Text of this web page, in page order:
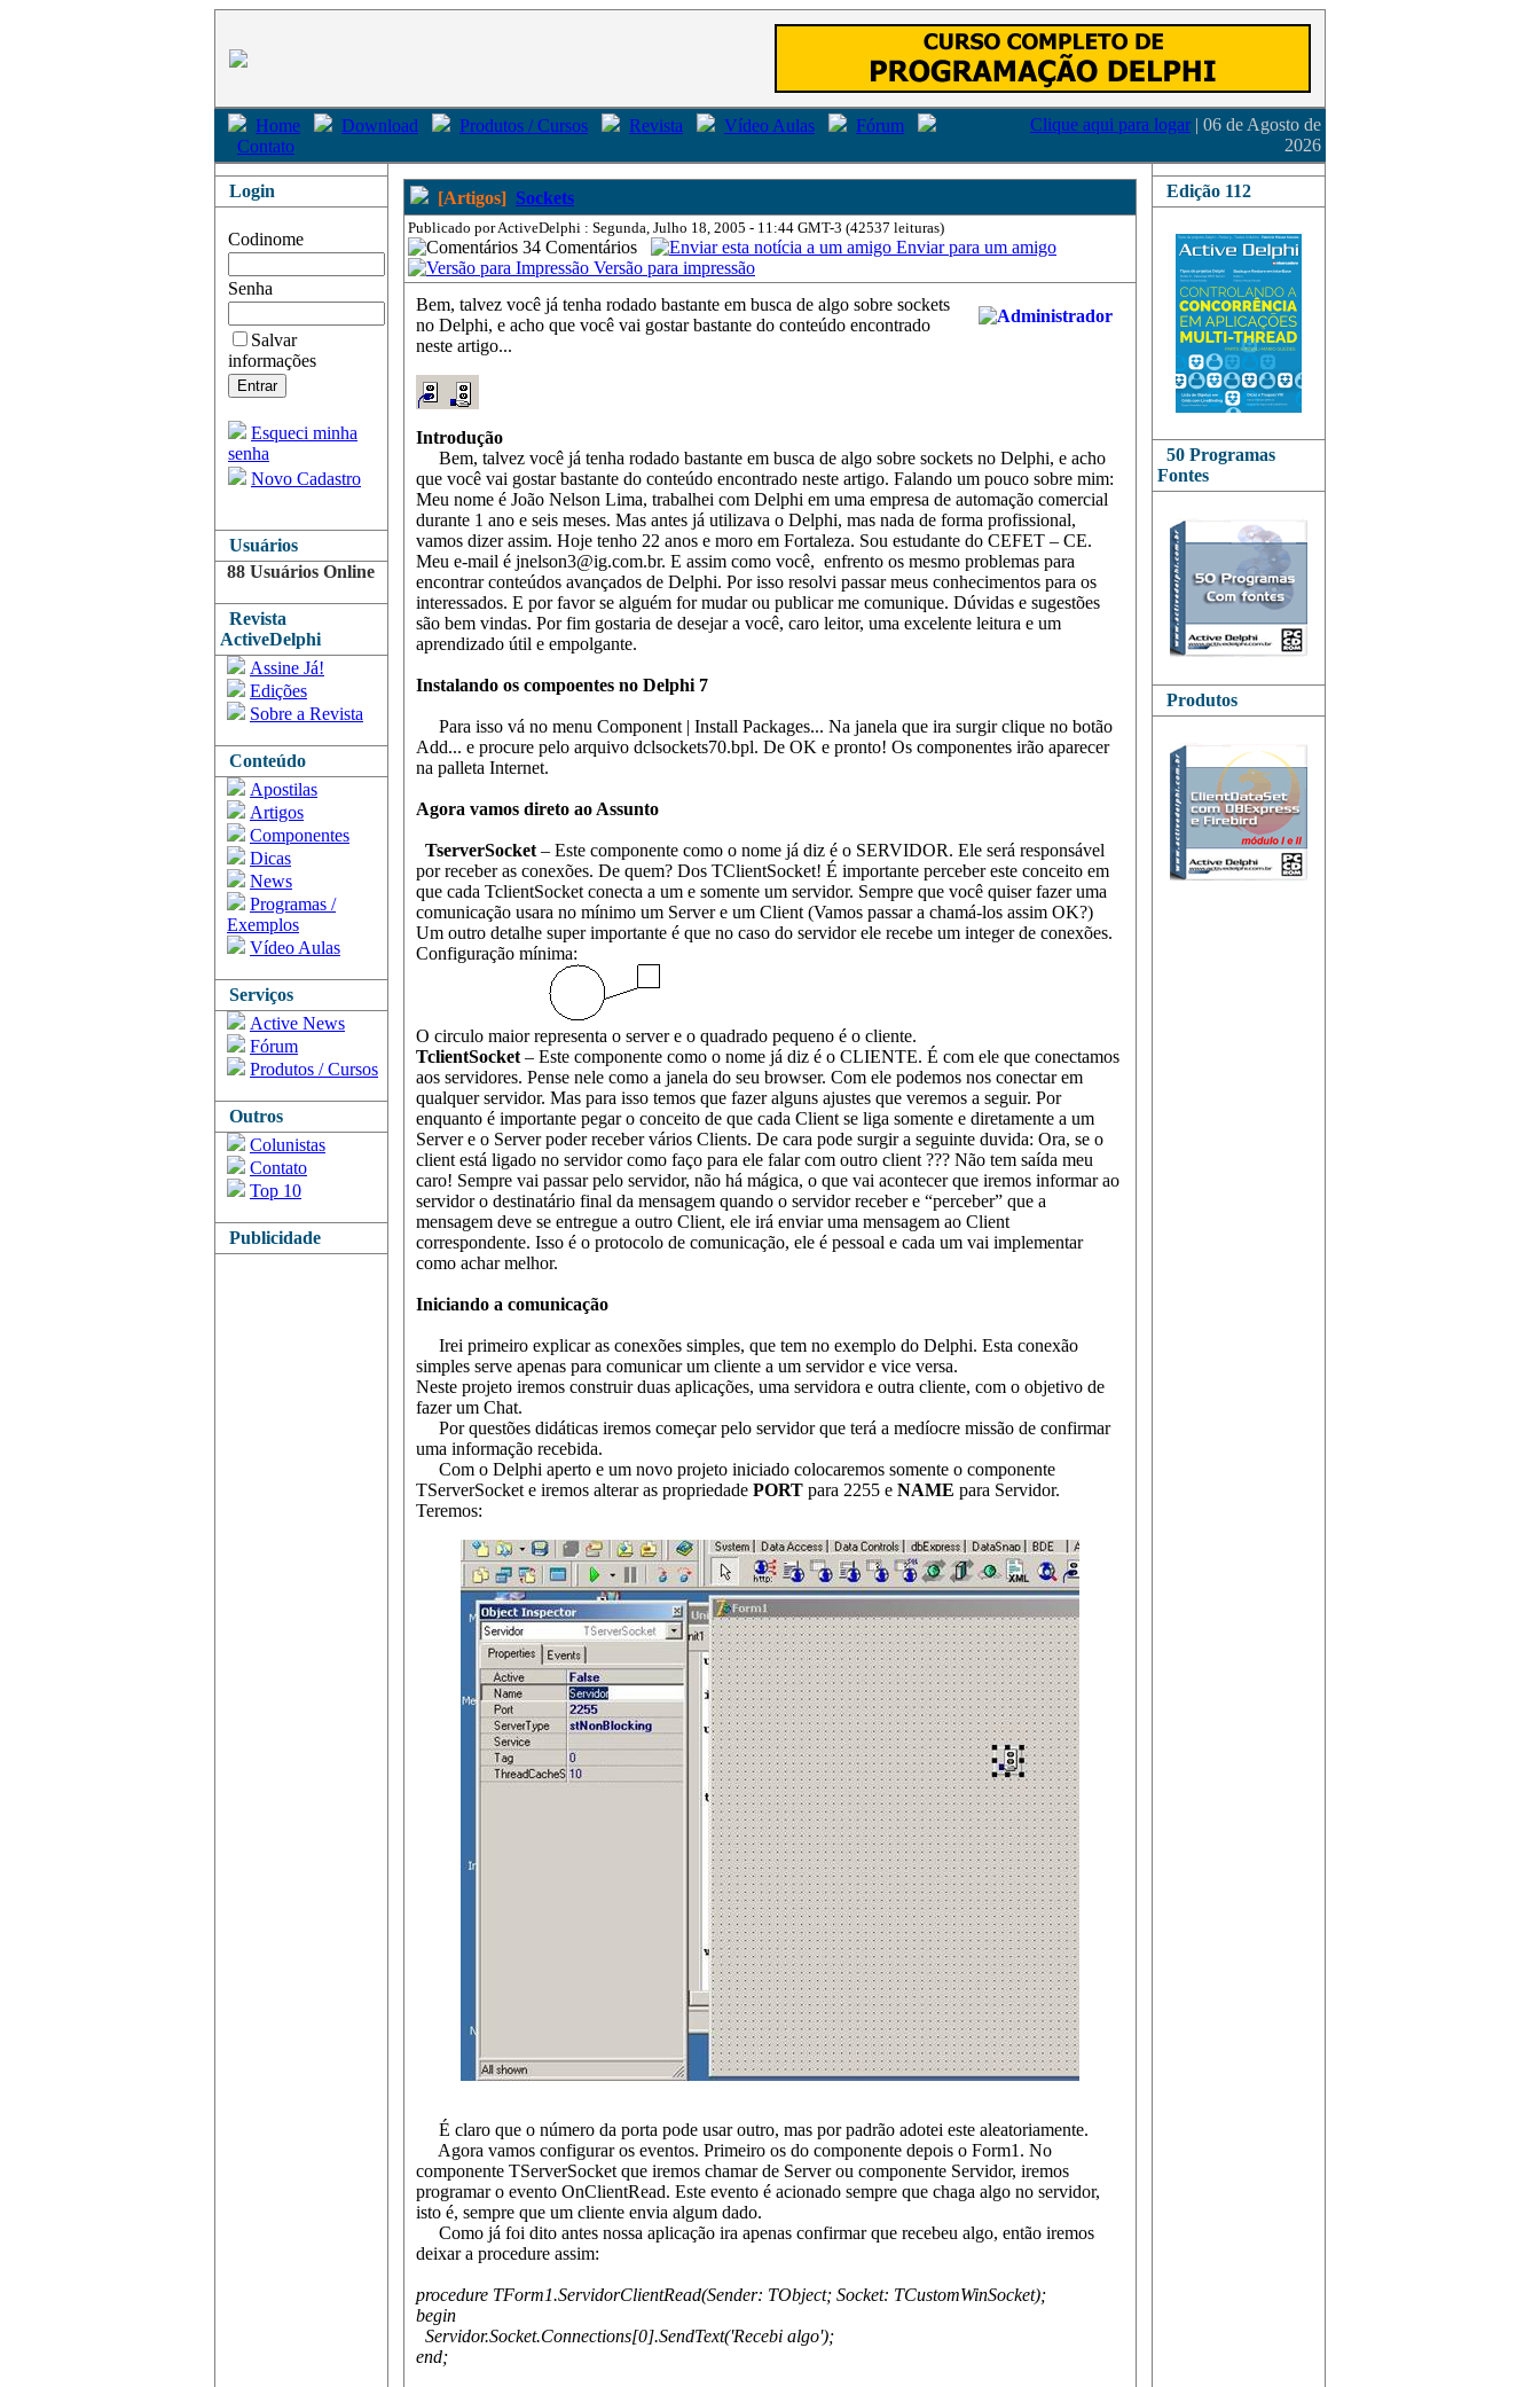
Home Download Produtos / Cursos Revista Vídeo Aulas
Fórum
Contato
Clique aqui para logar | 06 de Agosto de
2026
Login
Codinome
Senha
Salvar
informações
Esqueci minha
senha
Novo Cadastro
Usuários
88 Usuários Online
Revista
ActiveDelphi
Assine Já!
Edições
Sobre a Revista
Conteúdo
Apostilas
Artigos
Componentes
Dicas
News
Programas /
Exemplos
Vídeo Aulas
Serviços
Active News
Fórum
Produtos / Cursos
Outros
Colunistas
Contato
Top 10
Publicidade
[Artigos] Sockets
Publicado por ActiveDelphi : Segunda, Julho 18, 2005 - 11:44 GMT-3 (42537 leituras)
34 Comentários
Enviar para um amigo
Versão para impressão
Bem, talvez você já tenha rodado bastante em busca de algo sobre sockets
no Delphi, e acho que você vai gostar bastante do conteúdo encontrado
neste artigo...
Introdução
Bem, talvez você já tenha rodado bastante em busca de algo sobre sockets no Delphi, e acho
que você vai gostar bastante do conteúdo encontrado neste artigo. Falando um pouco sobre mim:
Meu nome é João Nelson Lima, trabalhei com Delphi em uma empresa de automação comercial
durante 1 ano e seis meses. Mas antes já utilizava o Delphi, mas nada de forma profissional,
vamos dizer assim. Hoje tenho 22 anos e moro em Fortaleza. Sou estudante do CEFET – CE.
Meu e-mail é jnelson3@ig.com.br. E assim como você, enfrento os mesmo problemas para
encontrar conteúdos avançados de Delphi. Por isso resolvi passar meus conhecimentos para os
interessados. E por favor se alguém for mudar ou publicar me comunique. Dúvidas e sugestões
são bem vindas. Por fim gostaria de desejar a você, caro leitor, uma excelente leitura e um
aprendizado útil e empolgante.
Instalando os compoentes no Delphi 7
Para isso vá no menu Component | Install Packages... Na janela que ira surgir clique no botão
Add... e procure pelo arquivo dclsockets70.bpl. De OK e pronto! Os componentes irão aparecer
na palleta Internet.
Agora vamos direto ao Assunto
TserverSocket – Este componente como o nome já diz é o SERVIDOR. Ele será responsável
por receber as conexões. De quem? Dos TClientSocket! É importante perceber este conceito em
que cada TclientSocket conecta a um e somente um servidor. Sempre que você quiser fazer uma
comunicação usara no mínimo um Server e um Client (Vamos passar a chamá-los assim OK?)
Um outro detalhe super importante é que no caso do servidor ele recebe um integer de conexões.
Configuração mínima:
O circulo maior representa o server e o quadrado pequeno é o cliente.
TclientSocket – Este componente como o nome já diz é o CLIENTE. É com ele que conectamos
aos servidores. Pense nele como a janela do seu browser. Com ele podemos nos conectar em
qualquer servidor. Mas para isso temos que fazer alguns ajustes que veremos a seguir. Por
enquanto é importante pegar o conceito de que cada Client se liga somente e diretamente a um
Server e o Server poder receber vários Clients. De cara pode surgir a seguinte duvida: Ora, se o
client está ligado no servidor como faço para ele falar com outro client ??? Não tem saída meu
caro! Sempre vai passar pelo servidor, não há mágica, o que vai acontecer que iremos informar ao
servidor o destinatário final da mensagem quando o servidor receber e “perceber” que a
mensagem deve se entregue a outro Client, ele irá enviar uma mensagem ao Client
correspondente. Isso é o protocolo de comunicação, ele é pessoal e cada um vai implementar
como achar melhor.
Iniciando a comunicação
Irei primeiro explicar as conexões simples, que tem no exemplo do Delphi. Esta conexão
simples serve apenas para comunicar um cliente a um servidor e vice versa.
Neste projeto iremos construir duas aplicações, uma servidora e outra cliente, com o objetivo de
fazer um Chat.
Por questões didáticas iremos começar pelo servidor que terá a medíocre missão de confirmar
uma informação recebida.
Com o Delphi aperto e um novo projeto iniciado colocaremos somente o componente
TServerSocket e iremos alterar as propriedade PORT para 2255 e NAME para Servidor.
Teremos:
É claro que o número da porta pode usar outro, mas por padrão adotei este aleatoriamente.
Agora vamos configurar os eventos. Primeiro os do componente depois o Form1. No
componente TServerSocket que iremos chamar de Server ou componente Servidor, iremos
programar o evento OnClientRead. Este evento é acionado sempre que chaga algo no servidor,
isto é, sempre que um cliente envia algum dado.
Como já foi dito antes nossa aplicação ira apenas confirmar que recebeu algo, então iremos
deixar a procedure assim:
procedure TForm1.ServidorClientRead(Sender: TObject; Socket: TCustomWinSocket);
begin
Servidor.Socket.Connections[0].SendText('Recebi algo');
end;
Edição 112
50 Programas
Fontes
Produtos